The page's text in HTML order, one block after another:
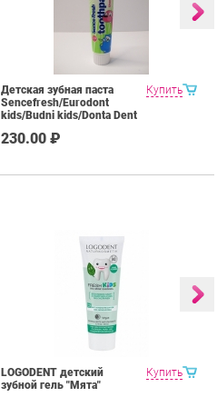
Купить
Детская зубная паста
Sencefresh/Eurodont
kids/Budni kids/Donta Dent
230.00 ₽
Купить
LOGODENT детский
зубной гель "Мята"